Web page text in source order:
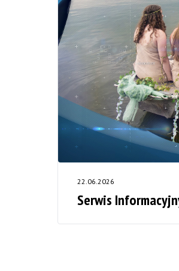
22.06.2026
Serwis